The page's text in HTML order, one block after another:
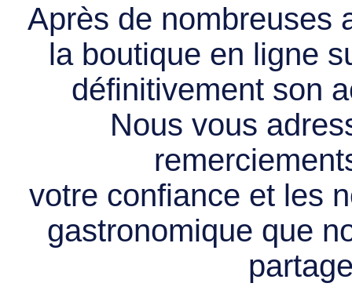
Après de nombreuses
la boutique en ligne
définitivement son
Nous vous
votre confiance et les
gastronomique que